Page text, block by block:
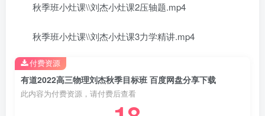
秋季班小灶课\\刘杰小灶课2压轴题.mp4
秋季班小灶课\\刘杰小灶课3力学精讲.mp4
有道2022高三物理刘杰秋季目标班 百度网盘分享下载
此内容为付费资源，请付费后查看
付费资源